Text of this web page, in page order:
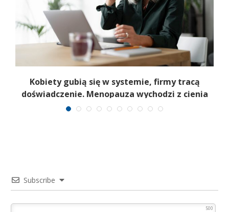
Kobiety gubią się w systemie, firmy tracą
doświadczenie. Menopauza wychodzi z cienia
Subscribe
500